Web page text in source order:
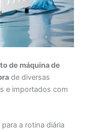
de máquina de
de diversas
e importados com
a rotina diária